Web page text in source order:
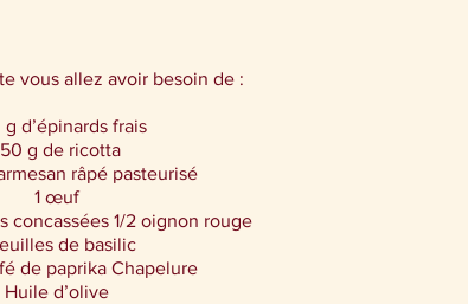
vous allez avoir besoin de :
d’épinards frais
g de ricotta
râpé pasteurisé
1 œuf
concassées 1/2 oignon rouge
de basilic
de paprika Chapelure
Huile d’olive